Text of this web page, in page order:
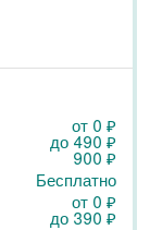
от 0 ₽
до 490 ₽
900 ₽
Бесплатно
от 0 ₽
до 390 ₽